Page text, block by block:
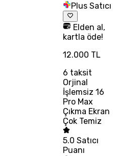
Plus Satıcı
Elden al,
kartla öde!
12.000 TL
6 taksit
Orjinal
İşlemsiz 16
Pro Max
Çıkma Ekran
Çok Temiz
5.0 Satıcı
Puanı